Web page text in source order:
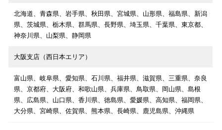
北海道、青森県、岩手県、秋田県、宮城県、山形県、福島県、新潟
県、茨城県、栃木県、群馬県、長野県、埼玉県、千葉県、東京都、
神奈川県、山梨県、静岡県
大阪支店（西日本エリア）
富山県、岐阜県、愛知県、石川県、福井県、滋賀県、三重県、奈良
県、京都府、大阪府、和歌山県、兵庫県、鳥取県、岡山県、島根
県、広島県、山口県、香川県、徳島県、愛媛県、高知県、福岡県、
大分県、宮崎県、佐賀県、熊本県、長崎県、鹿児島県、沖縄県